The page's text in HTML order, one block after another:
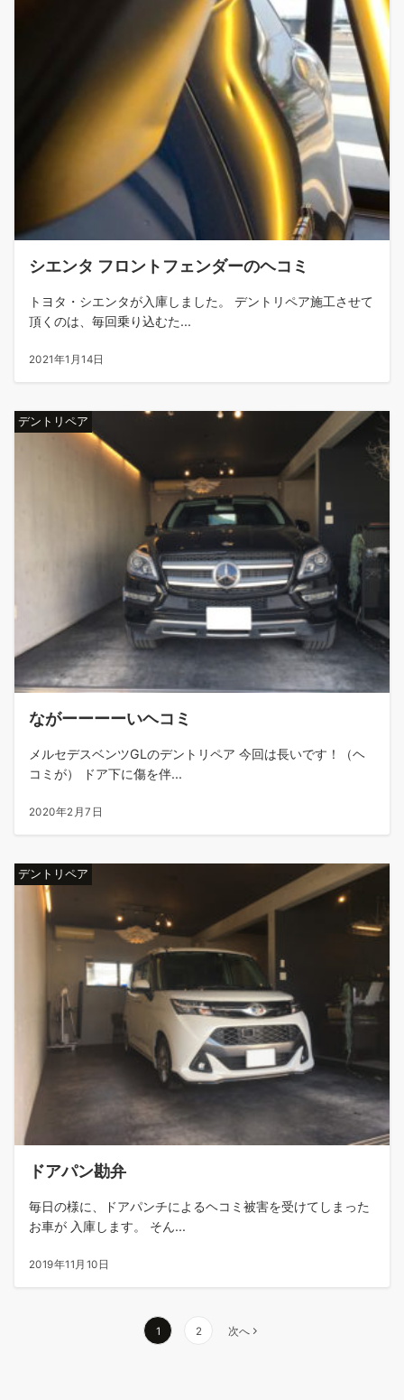
シエンタ フロントフェンダーのヘコミ
トヨタ・シエンタが入庫しました。 デントリペア施工させて
頂くのは、毎回乗り込むた...
2021年1月14日
デントリペア
ながーーーーいヘコミ
メルセデスベンツGLのデントリペア 今回は長いです！（ヘ
コミが） ドア下に傷を伴...
2020年2月7日
デントリペア
ドアパン勘弁
毎日の様に、ドアパンチによるヘコミ被害を受けてしまった
お車が 入庫します。 そん...
2019年11月10日
1 2 次へ